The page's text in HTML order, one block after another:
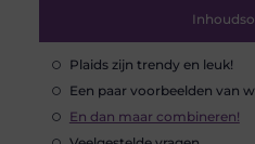
Plaids zijn trendy en leuk!
Een paar voorbeelden van
En dan maar combineren!